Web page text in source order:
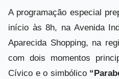
A programação especial
início às 8h, na Avenida
Aparecida Shopping, na
com dois momentos
Cívico e o simbólico